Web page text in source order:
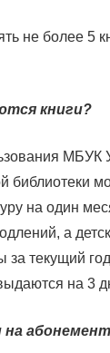
не более 5
книги?
библиотеки
на один
а
текущий
на 3
на